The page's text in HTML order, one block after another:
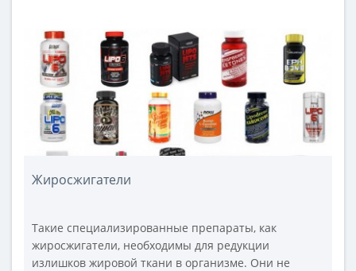
предпосевную обработку почвы арендованной
сельхозтехникой. Кроме того, мотоблоки
незаменимы в м..
Жиросжигатели
Такие специализированные препараты, как
жиросжигатели, необходимы для редукции
излишков жировой ткани в организме. Они не